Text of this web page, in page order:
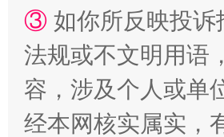
“蜀中异人”王建安的艺术幻境
③ 如你所反映投
法规或不文明用语
容，涉及个人或单
经本网核实属实，